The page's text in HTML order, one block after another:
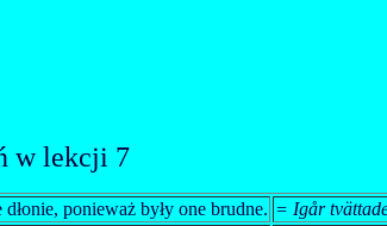
w lekcji 7
ponieważ były one brudne. = Igår